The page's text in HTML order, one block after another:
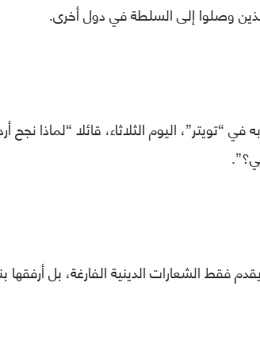
وصلوا إلى السلطة في دول أخرى.
اليوم الثلاثاء، قائلا “لماذا نجح
فقط الشعارات الدينية الفارغة، بل أرفقها